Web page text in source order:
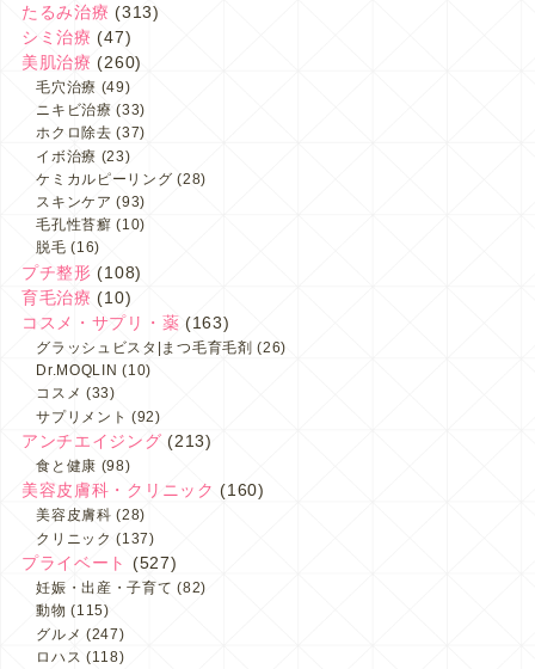
たるみ治療 (313)
シミ治療 (47)
美肌治療 (260)
毛穴治療 (49)
ニキビ治療 (33)
ホクロ除去 (37)
イボ治療 (23)
ケミカルピーリング (28)
スキンケア (93)
毛孔性苔癬 (10)
脱毛 (16)
プチ整形 (108)
育毛治療 (10)
コスメ・サプリ・薬 (163)
グラッシュビスタ|まつ毛育毛剤 (26)
Dr.MOQLIN (10)
コスメ (33)
サプリメント (92)
アンチエイジング (213)
食と健康 (98)
美容皮膚科・クリニック (160)
美容皮膚科 (28)
クリニック (137)
プライベート (527)
妊娠・出産・子育て (82)
動物 (115)
グルメ (247)
ロハス (118)